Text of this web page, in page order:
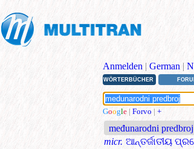
Anmelden | German |
WÖRTERBÜCHER
Google | Forvo | +
međunarodni predbroj
micr. ଆନ୍ତର୍ଜାତୀୟ